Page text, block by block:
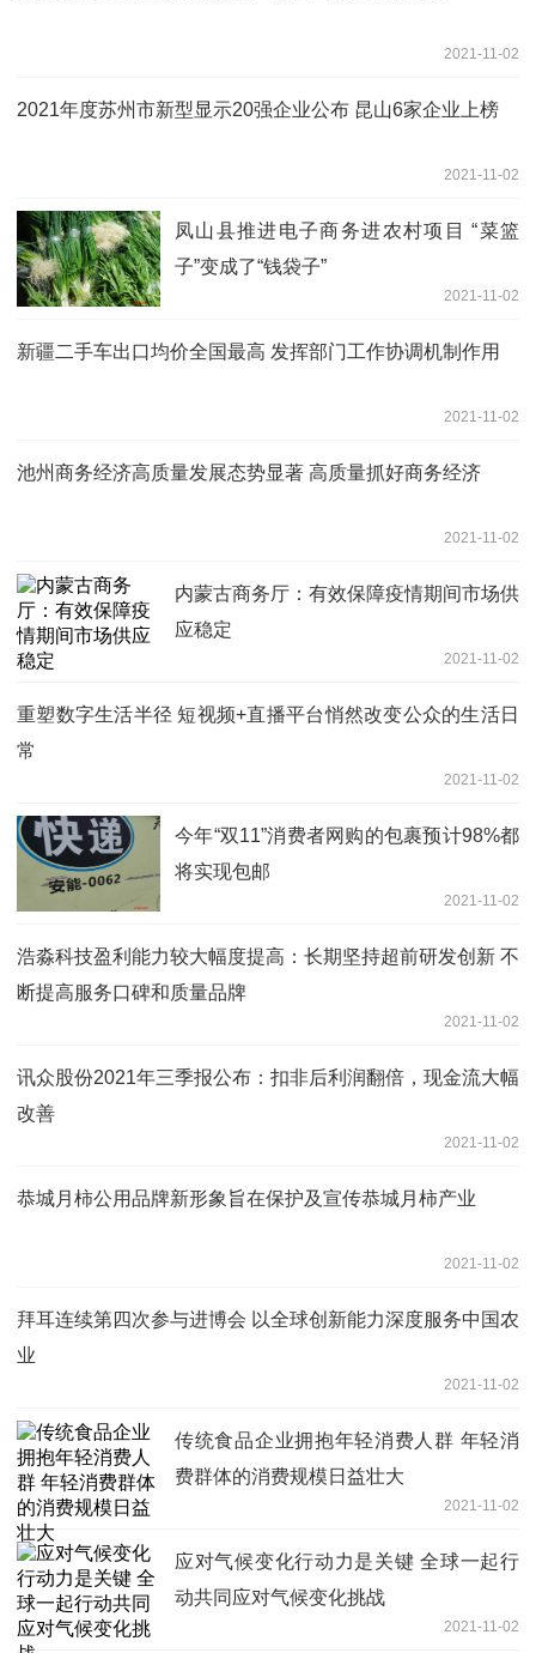
2021-11-02
2021年度苏州市新型显示20强企业公布 昆山6家企业上榜
2021-11-02
凤山县推进电子商务进农村项目 “菜篮
子”变成了“钱袋子”
2021-11-02
新疆二手车出口均价全国最高 发挥部门工作协调机制作用
2021-11-02
池州商务经济高质量发展态势显著 高质量抓好商务经济
2021-11-02
内蒙古商务厅：有效保障疫情期间市场供
应稳定
2021-11-02
重塑数字生活半径 短视频+直播平台悄然改变公众的生活日
常
2021-11-02
今年“双11”消费者网购的包裹预计98%都
将实现包邮
2021-11-02
浩淼科技盈利能力较大幅度提高：长期坚持超前研发创新 不
断提高服务口碑和质量品牌
2021-11-02
讯众股份2021年三季报公布：扣非后利润翻倍，现金流大幅
改善
2021-11-02
恭城月柿公用品牌新形象旨在保护及宣传恭城月柿产业
2021-11-02
拜耳连续第四次参与进博会 以全球创新能力深度服务中国农
业
2021-11-02
传统食品企业拥抱年轻消费人群 年轻消
费群体的消费规模日益壮大
2021-11-02
应对气候变化行动力是关键 全球一起行
动共同应对气候变化挑战
2021-11-02